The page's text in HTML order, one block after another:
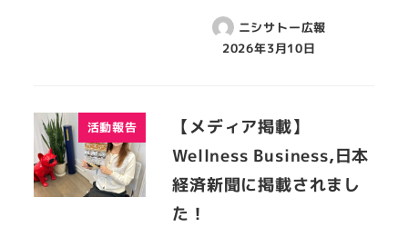
ニシサトー広報
2026年3月10日
活動報告
【メディア掲載】
Wellness Business,日本
経済新聞に掲載されまし
た！